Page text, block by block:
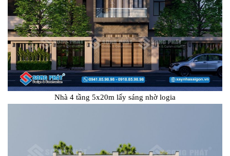
Nhà 4 tầng 5x20m lấy sáng nhờ logia